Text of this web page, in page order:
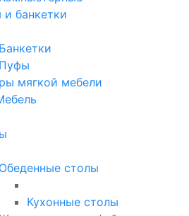
банкетки
Банкетки
Пуфы
мягкой мебели
Обеденные столы
Кухонные столы